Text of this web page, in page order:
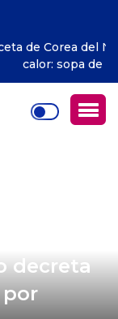
sobrevivir al
decreta